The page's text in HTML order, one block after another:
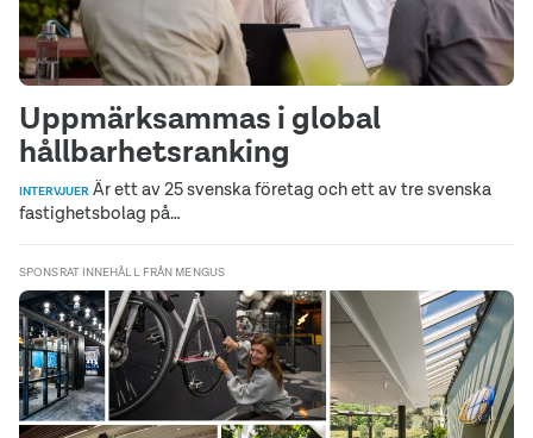
Uppmärksammas i global
hållbarhetsranking
INTERVJUER Är ett av 25 svenska företag och ett av tre svenska
fastighetsbolag på…
SPONSRAT INNEHÅLL FRÅN MENGUS